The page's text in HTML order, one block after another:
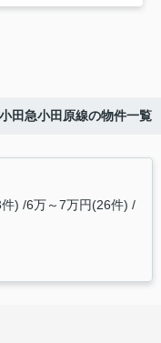
小田急小田原線の物件一覧
) 6万～7万円(26件)